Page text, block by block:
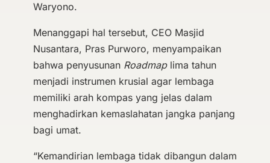
Waryono.
Menanggapi hal tersebut, CEO Masjid
Nusantara, Pras Purworo, menyampaikan
bahwa penyusunan Roadmaplima tahun
menjadi instrumen krusial agar lembaga
memiliki arah kompas yang jelas dalam
menghadirkan kemaslahatan jangka panjang
bagi umat.
“Kemandirian lembaga tidak dibangun dalam